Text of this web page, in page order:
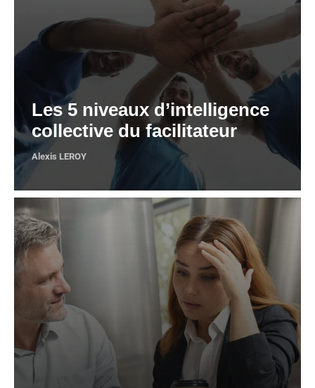
Les 5 niveaux d’intelligence
collective du facilitateur
Alexis LEROY